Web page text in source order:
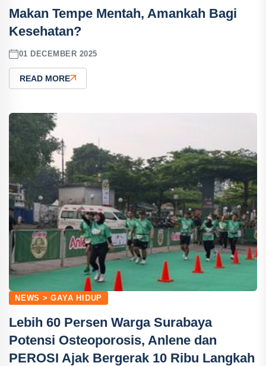
Makan Tempe Mentah, Amankah Bagi
Kesehatan?
01 DECEMBER 2025
READ MORE
NEWS > GAYA HIDUP
Lebih 60 Persen Warga Surabaya
Potensi Osteoporosis, Anlene dan
PEROSI Ajak Bergerak 10 Ribu Langkah